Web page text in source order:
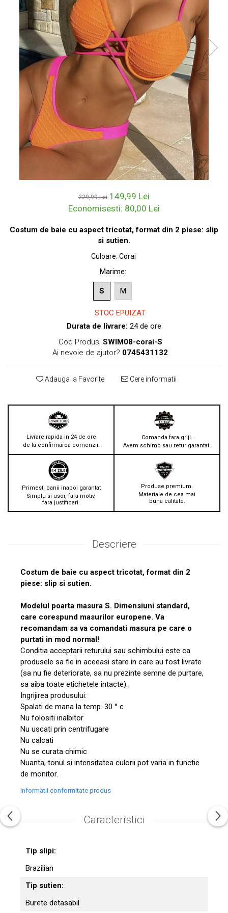
229,99 Lei 149,99 Lei
Economisesti: 80,00 Lei
Costum de baie cu aspect tricotat, format din 2 piese: slip
si sutien.
Culoare: Corai
Marime:
S M
STOC EPUIZAT
Durata de livrare: 24 de ore
Cod Produs: SWIM08-corai-S
Ai nevoie de ajutor? 0745431132
Adauga la Favorite Cere informatii
Livrare rapida in 24 de ore
de la confirmarea comenzii.
Comanda fara griji.
Avem schimb sau retur garantat.
Primesti banii inapoi garantat
Simplu si usor, fara motiv,
fara justificari.
Produse premium.
Materiale de cea mai
buna calitate.
Descriere
Costum de baie cu aspect tricotat, format din 2
piese: slip si sutien.
Modelul poarta masura S. Dimensiuni standard,
care corespund masurilor europene. Va
recomandam sa va comandati masura pe care o
purtati in mod normal!
Conditia acceptarii returului sau schimbului este ca
produsele sa fie in aceeasi stare in care au fost livrate
(sa nu fie deteriorate, sa nu prezinte semne de purtare,
sa aiba toate etichetele intacte).
Ingrijirea produsului:
Spalati de mana la temp. 30 ° c
Nu folositi inalbitor
Nu uscati prin centrifugare
Nu calcati
Nu se curata chimic
Nuanta, tonul si intensitatea culorii pot varia in functie
de monitor.
Informatii conformitate produs
Caracteristici
Tip slipi:
Brazilian
Tip sutien:
Burete detasabil